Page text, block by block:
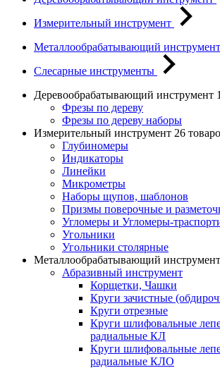
Измерительный инструмент
Металлообрабатывающий инструмент
Слесарные инструменты
Деревообрабатывающий инструмент
Фрезы по дереву
Фрезы по дереву наборы
Измерительный инструмент 26
Глубиномеры
Индикаторы
Линейки
Микрометры
Наборы щупов, шаблонов
Призмы поверочные и
Угломеры и Угломеры-
Угольники
Угольники столярные
Металлообрабатывающий инструмент
Абразивный инструмент
Корщетки, Чашки
Круги зачистные
Круги отрезные
Круги шлифовальные
радиальные КЛ
Круги шлифовальные
радиальные КЛО